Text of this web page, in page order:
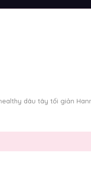
dâu tây tối giản